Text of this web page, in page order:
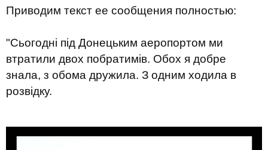
Приводим текст ее сообщения полностью:
"Сьогодні під Донецьким аеропортом ми
втратили двох побратимів. Обох я добре
знала, з обома дружила. З одним ходила в
розвідку.